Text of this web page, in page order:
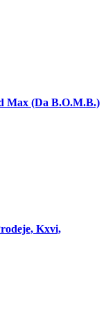
Max (Da B.O.M.B.)
Kxvi,